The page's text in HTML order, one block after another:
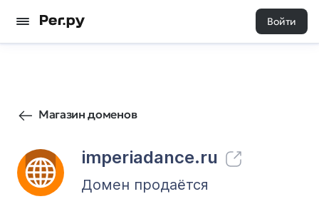
Войти
Магазин доменов
imperiadance.ru
33 0
Домен продаётся